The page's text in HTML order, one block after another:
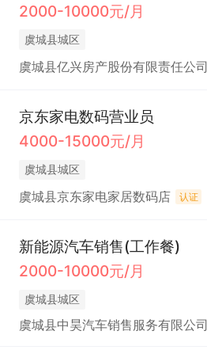
2000-10000元/月
虞城县城区
虞城县亿兴房产股份有限责任公司
京东家电数码营业员
4000-15000元/月
虞城县城区
虞城县京东家电家居数码店 认证
新能源汽车销售(工作餐)
2000-10000元/月
虞城县城区
虞城县中昊汽车销售服务有限公司